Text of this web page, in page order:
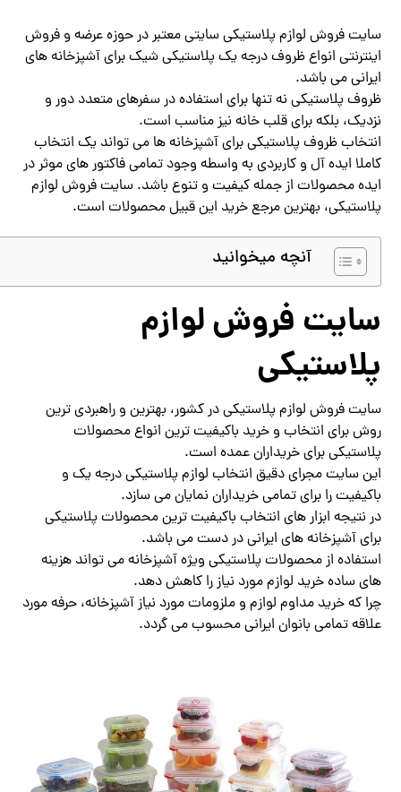
سایت فروش لوازم پلاستیکی سایتی معتبر در حوزه عرضه و فروش
اینترنتی انواع ظروف درجه یک پلاستیکی شیک برای آشپزخانه های
ایرانی می باشد.
ظروف پلاستیکی نه تنها برای استفاده در سفرهای متعدد دور و
نزدیک، بلکه برای قلب خانه نیز مناسب است.
انتخاب ظروف پلاستیکی برای آشپزخانه ها می تواند یک انتخاب
کاملا ایده آل و کاربردی به واسطه وجود تمامی فاکتور های موثر در
ایده محصولات از جمله کیفیت و تنوع باشد. سایت فروش لوازم
پلاستیکی، بهترین مرجع خرید این قبیل محصولات است.
آنچه میخوانید
سایت فروش لوازم
پلاستیکی
سایت فروش لوازم پلاستیکی در کشور، بهترین و راهبردی ترین
روش برای انتخاب و خرید باکیفیت ترین انواع محصولات
پلاستیکی برای خریداران عمده است.
این سایت مجرای دقیق انتخاب لوازم پلاستیکی درجه یک و
باکیفیت را برای تمامی خریداران نمایان می سازد.
در نتیجه ابزار های انتخاب باکیفیت ترین محصولات پلاستیکی
برای آشپزخانه های ایرانی در دست می باشد.
استفاده از محصولات پلاستیکی ویژه آشپزخانه می تواند هزینه
های ساده خرید لوازم مورد نیاز را کاهش دهد.
چرا که خرید مداوم لوازم و ملزومات مورد نیاز آشپزخانه، حرفه مورد
علاقه تمامی بانوان ایرانی محسوب می گردد.